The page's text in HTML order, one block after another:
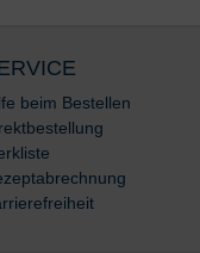
beim Bestellen